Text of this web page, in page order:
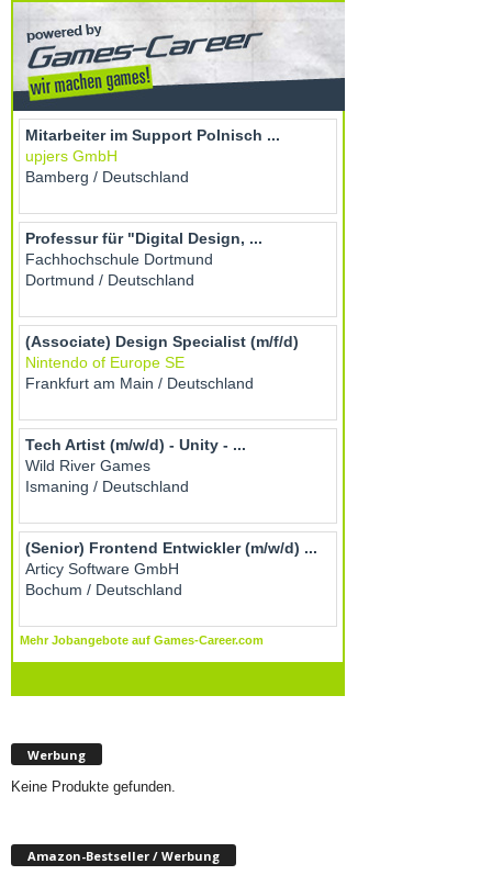
Werbung
Keine Produkte gefunden.
Amazon-Bestseller / Werbung